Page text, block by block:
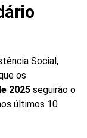
Social,
os
2025seguirão o
últimos 10